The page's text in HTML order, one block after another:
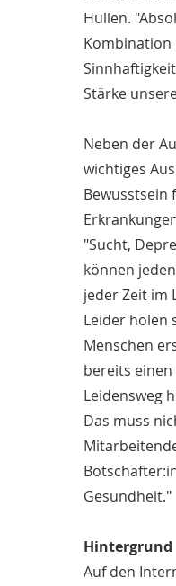
Hüllen.
Stärke
Neben der
wichtiges
Bewusstsein
"Sucht,
können
jeder Zeit im
Leider holen
Menschen
bereits einen
Leidensweg
Das muss
Gesundheit."
Hintergrund
Auf den